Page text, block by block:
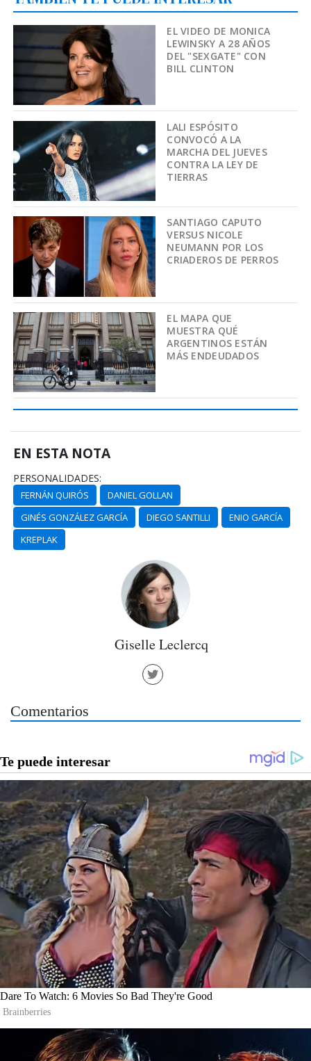
EL VIDEO DE MONICA
LEWINSKY A 28 AÑOS
DEL "SEXGATE" CON
BILL CLINTON
LALI ESPÓSITO
CONVOCÓ A LA
MARCHA DEL JUEVES
CONTRA LA LEY DE
TIERRAS
SANTIAGO CAPUTO
VERSUS NICOLE
NEUMANN POR LOS
CRIADEROS DE PERROS
EL MAPA QUE
MUESTRA QUÉ
ARGENTINOS ESTÁN
MÁS ENDEUDADOS
EN ESTA NOTA
PERSONALIDADES:
FERNÁN QUIRÓS
DANIEL GOLLAN
GINÉS GONZÁLEZ GARCÍA
DIEGO SANTILLI
ENIO GARCÍA
KREPLAK
Giselle Leclercq
Comentarios